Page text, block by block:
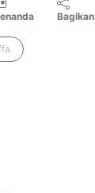
Bagikan